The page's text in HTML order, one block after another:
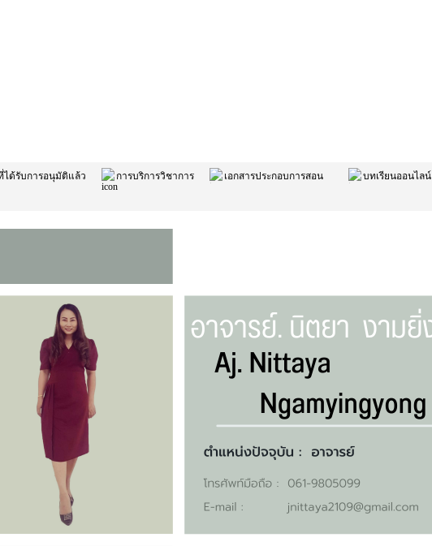
ด้รับการอนุมัติแล้ว การบริการวิชาการ เอกสารประกอบการสอน
บทเรียนออนไลน์